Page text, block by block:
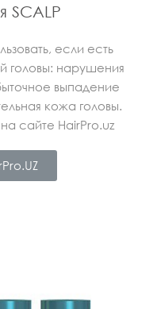
SCALP
если есть
нарушения
выпадение
кожа головы.
сайте HairPro.uz